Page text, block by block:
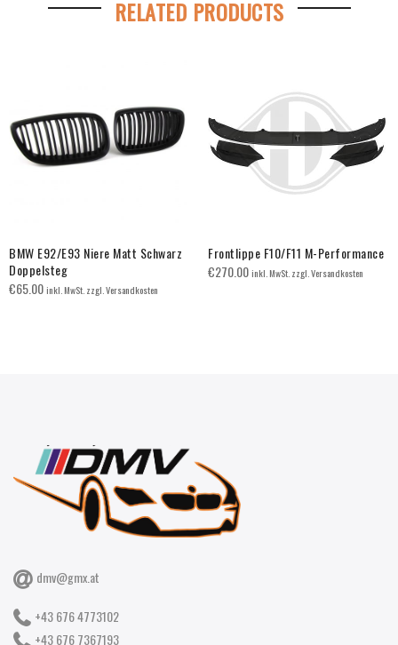
RELATED PRODUCTS
BMW E92/E93 Niere Matt Schwarz
Doppelsteg
€65.00inkl. MwSt. zzgl. Versandkosten
Frontlippe F10/F11 M-Performance
€270.00inkl. MwSt. zzgl. Versandkosten
dmv@gmx.at
+43 676 4773102
+43 676 7367193